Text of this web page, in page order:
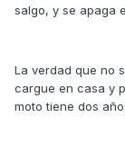
salgo, y se apaga
La verdad que no
cargue en casa y
moto tiene dos